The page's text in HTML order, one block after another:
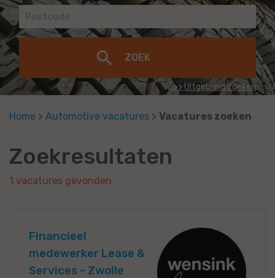
>> Uitgebreid zoeken
Home > Automotive vacatures > Vacatures zoeken
Zoekresultaten
1 vacatures gevonden
Financieel
medewerker Lease &
Services - Zwolle